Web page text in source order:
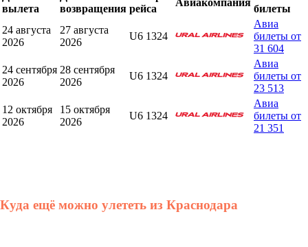
вылета
возвращения рейса
билеты
24 августа
2026
27 августа
2026
U6 1324
Авиа
билеты от
31 604
24 сентября
2026
28 сентября
2026
U6 1324
Авиа
билеты от
23 513
12 октября
2026
15 октября
2026
U6 1324
Авиа
билеты от
21 351
Куда ещё можно улететь из Краснодара